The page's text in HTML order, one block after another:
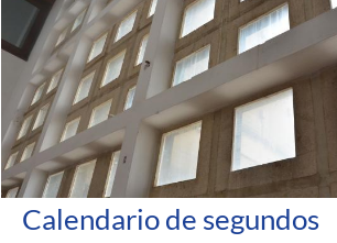
Calendario de segundos